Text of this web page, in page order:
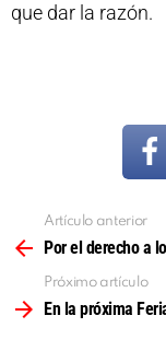
que dar la razón.
más
Artículo anterior
Por el derecho a
Próximo artículo
En la próxima